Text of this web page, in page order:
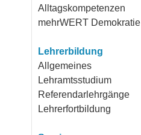
Alltagskompetenzen
mehrWERT Demokratie
Lehrerbildung
Allgemeines
Lehramtsstudium
Referendarlehrgänge
Lehrerfortbildung